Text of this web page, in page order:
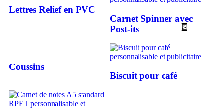
Lettres Relief en PVC
Carnet Spinner avec
Post-its
Coussins
Biscuit pour café